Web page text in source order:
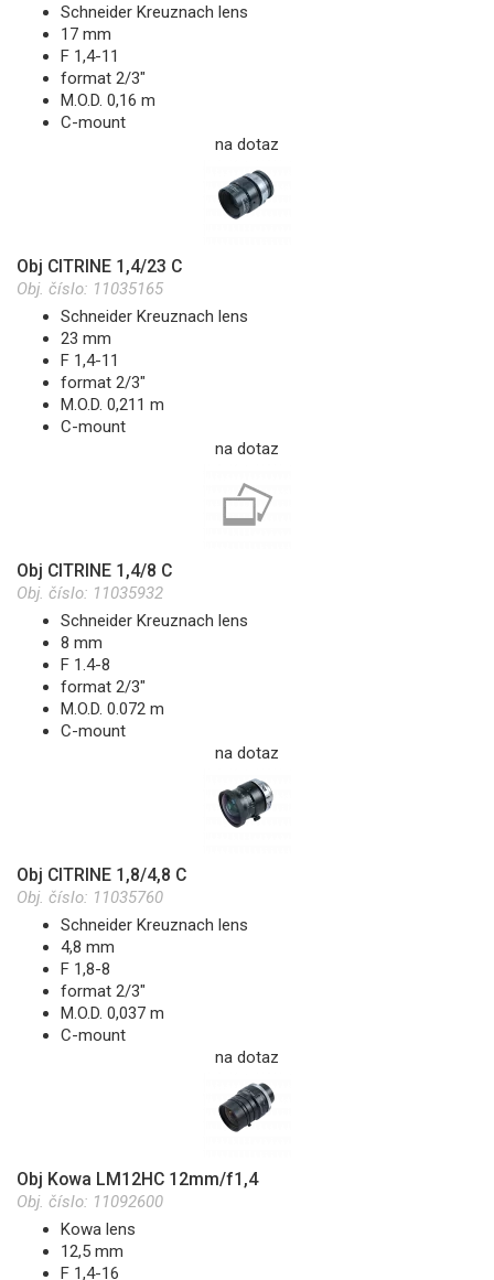
Schneider Kreuznach lens
17 mm
F 1,4-11
format 2/3"
M.O.D. 0,16 m
C-mount
na dotaz
Obj CITRINE 1,4/23 C
Obj. číslo: 11035165
Schneider Kreuznach lens
23 mm
F 1,4-11
format 2/3"
M.O.D. 0,211 m
C-mount
na dotaz
Obj CITRINE 1,4/8 C
Obj. číslo: 11035932
Schneider Kreuznach lens
8 mm
F 1.4-8
format 2/3"
M.O.D. 0.072 m
C-mount
na dotaz
Obj CITRINE 1,8/4,8 C
Obj. číslo: 11035760
Schneider Kreuznach lens
4,8 mm
F 1,8-8
format 2/3"
M.O.D. 0,037 m
C-mount
na dotaz
Obj Kowa LM12HC 12mm/f1,4
Obj. číslo: 11092600
Kowa lens
12,5 mm
F 1,4-16